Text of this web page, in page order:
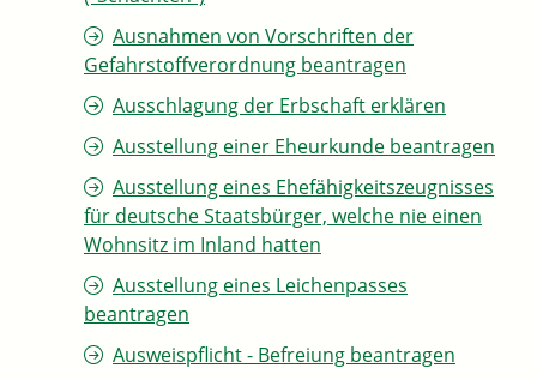
Ausnahmen von Vorschriften der
Gefahrstoffverordnung beantragen
Ausschlagung der Erbschaft erklären
Ausstellung einer Eheurkunde beantragen
Ausstellung eines Ehefähigkeitszeugnisses
für deutsche Staatsbürger, welche nie einen
Wohnsitz im Inland hatten
Ausstellung eines Leichenpasses
beantragen
Ausweispflicht - Befreiung beantragen